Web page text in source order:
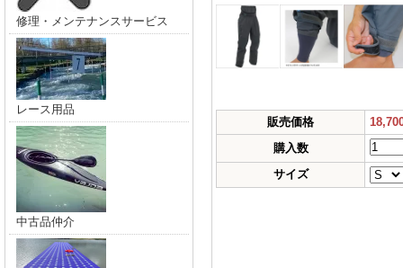
修理・メンテナンスサービス
レース用品
中古品仲介
販売価格
購入数
サイズ